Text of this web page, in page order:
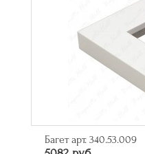
Багет арт. 340.53.009